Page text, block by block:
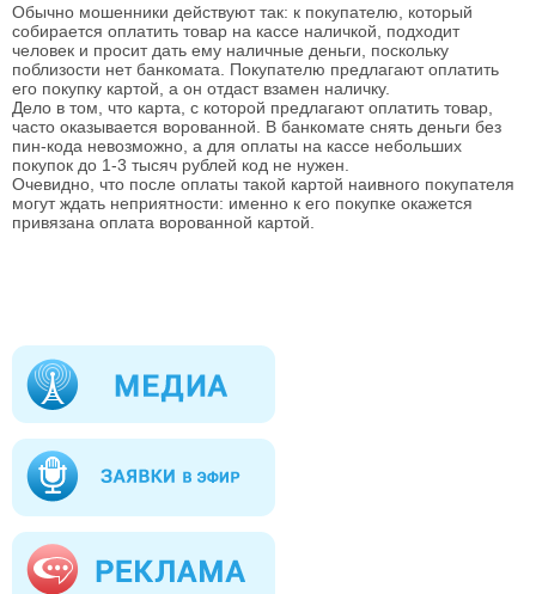
Обычно мошенники действуют так: к покупателю, который
собирается оплатить товар на кассе наличкой, подходит
человек и просит дать ему наличные деньги, поскольку
поблизости нет банкомата. Покупателю предлагают оплатить
его покупку картой, а он отдаст взамен наличку.
Дело в том, что карта, с которой предлагают оплатить товар,
часто оказывается ворованной. В банкомате снять деньги без
пин-кода невозможно, а для оплаты на кассе небольших
покупок до 1-3 тысяч рублей код не нужен.
Очевидно, что после оплаты такой картой наивного покупателя
могут ждать неприятности: именно к его покупке окажется
привязана оплата ворованной картой.